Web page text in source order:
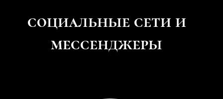
социальные сети и
мессенджеры